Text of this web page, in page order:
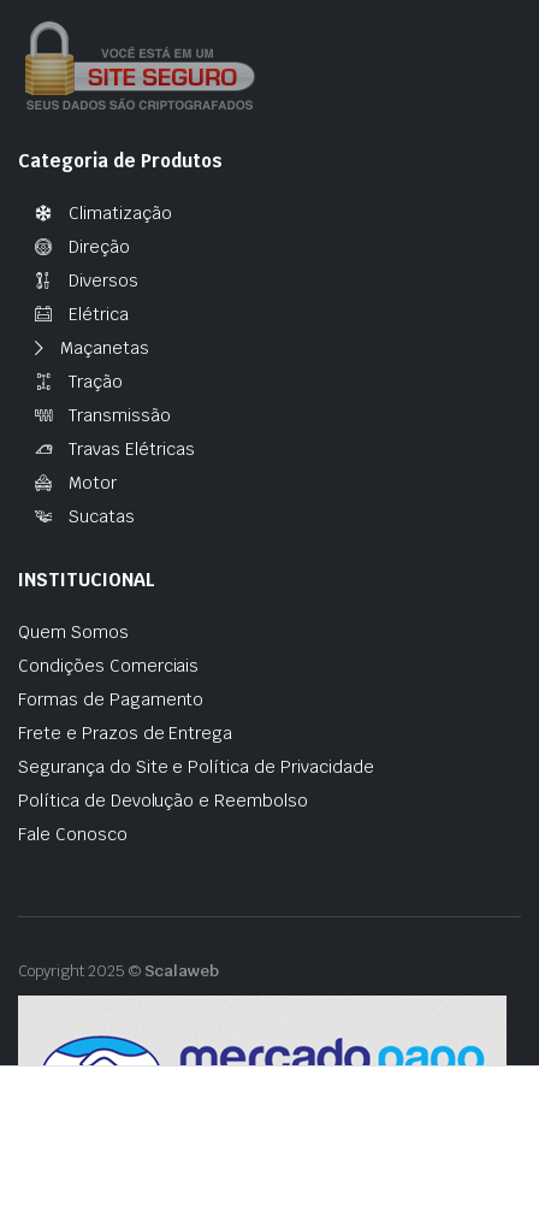
Categoria de Produtos
Climatização
Direção
Diversos
Elétrica
Maçanetas
Tração
Transmissão
Travas Elétricas
Motor
Sucatas
INSTITUCIONAL
Quem Somos
Condições Comerciais
Formas de Pagamento
Frete e Prazos de Entrega
Segurança do Site e Política de Privacidade
Política de Devolução e Reembolso
Fale Conosco
Copyright 2025 © Scalaweb